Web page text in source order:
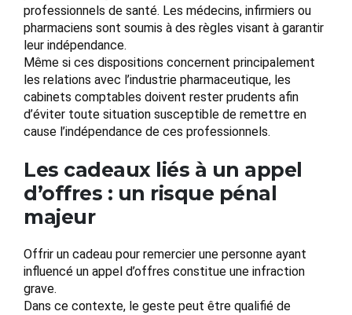
professionnels de santé. Les médecins, infirmiers ou
pharmaciens sont soumis à des règles visant à garantir
leur indépendance.
Même si ces dispositions concernent principalement
les relations avec l’industrie pharmaceutique, les
cabinets comptables doivent rester prudents afin
d’éviter toute situation susceptible de remettre en
cause l’indépendance de ces professionnels.
Les cadeaux liés à un appel
d’offres : un risque pénal
majeur
Offrir un cadeau pour remercier une personne ayant
influencé un appel d’offres constitue une infraction
grave.
Dans ce contexte, le geste peut être qualifié de